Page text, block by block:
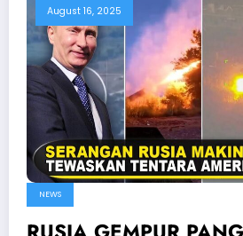
August 16, 2025
NEWS